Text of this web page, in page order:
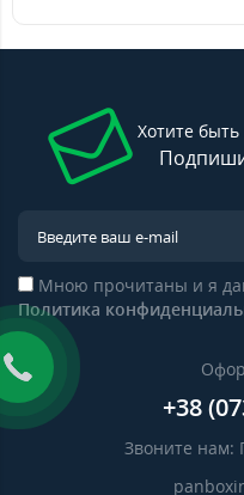
Хотите быть
Мною прочитаны и я
Политика
+38